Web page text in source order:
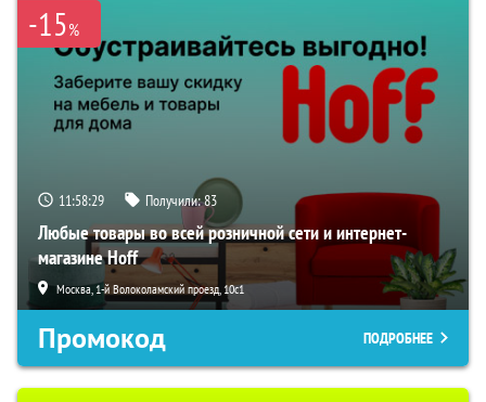
-15%
11:58:28 Получили:83
Любые товары во всей розничной сети и интернет-
магазине Hoff
Москва, 1-й Волоколамский проезд, 10с1
Промокод ПОДРОБНЕЕ